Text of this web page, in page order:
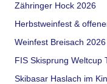
Zähringer Hock 2026
Herbstweinfest &
Weinfest Breisach 2026
FIS Skisprung Weltcup
Skibasar Haslach im